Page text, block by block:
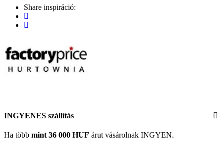
Share inspiráció:
INGYENES szállítás
Ha több mint 36 000 HUF árut vásárolnak INGYEN.